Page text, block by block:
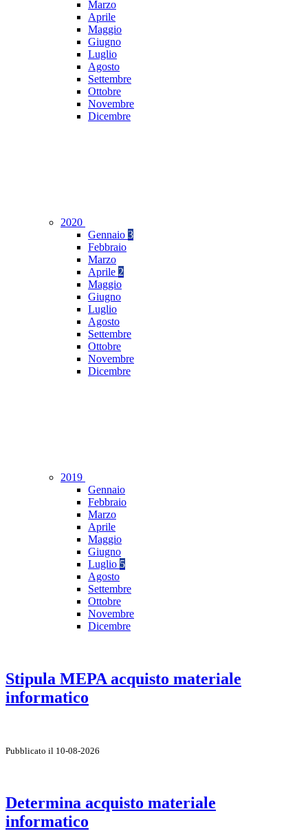
Marzo
Aprile
Maggio
Giugno
Luglio
Agosto
Settembre
Ottobre
Novembre
Dicembre
2020
Gennaio 3
Febbraio
Marzo
Aprile 2
Maggio
Giugno
Luglio
Agosto
Settembre
Ottobre
Novembre
Dicembre
2019
Gennaio
Febbraio
Marzo
Aprile
Maggio
Giugno
Luglio 5
Agosto
Settembre
Ottobre
Novembre
Dicembre
Stipula MEPA acquisto materiale
informatico
Pubblicato il 10-08-2026
Determina acquisto materiale
informatico